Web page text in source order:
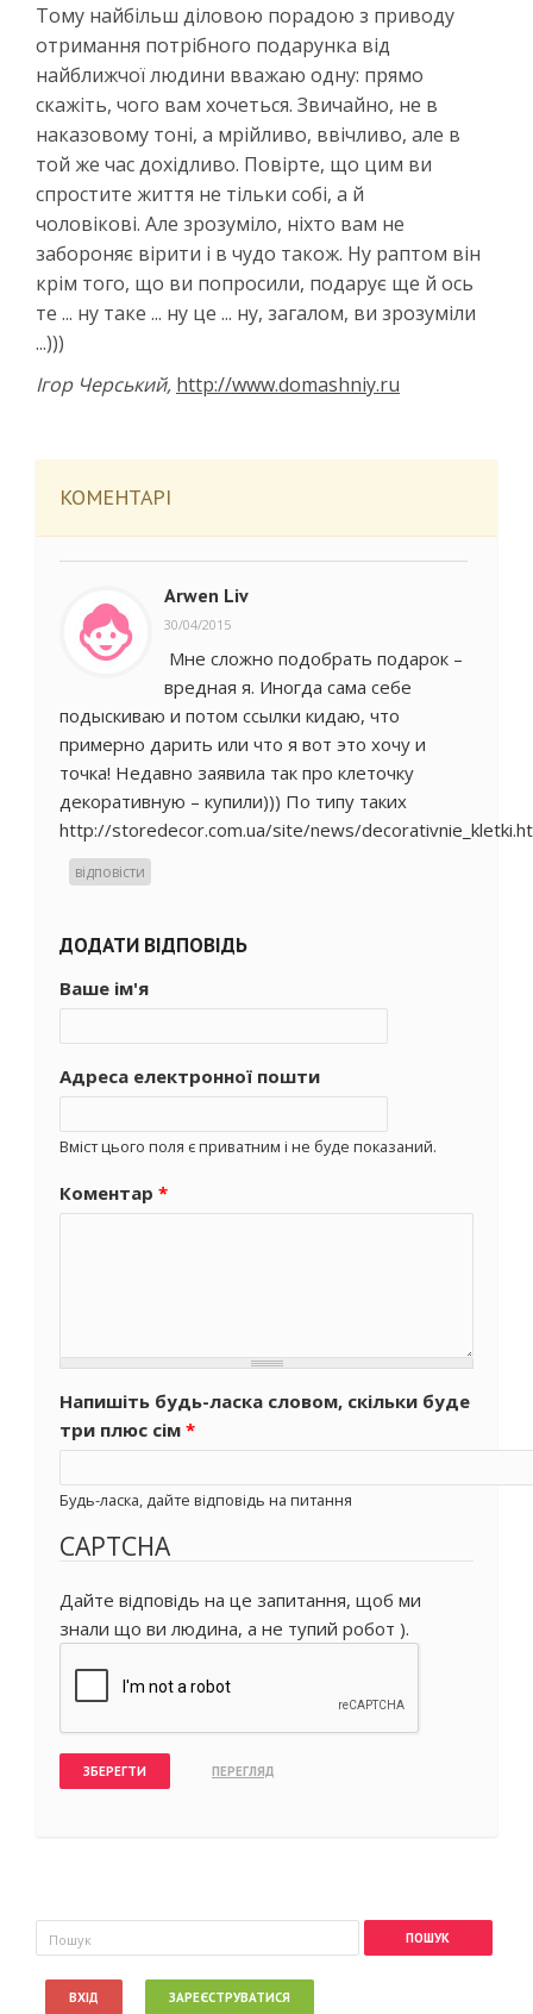
Тому найбільш діловою порадою з приводу
отримання потрібного подарунка від
найближчої людини вважаю одну: прямо
скажіть, чого вам хочеться. Звичайно, не в
наказовому тоні, а мрійливо, ввічливо, але в
той же час дохідливо. Повірте, що цим ви
спростите життя не тільки собі, а й
чоловікові. Але зрозуміло, ніхто вам не
забороняє вірити і в чудо також. Ну раптом він
крім того, що ви попросили, подарує ще й ось
те ... ну таке ... ну це ... ну, загалом, ви зрозуміли
...)))
Ігор Черський, http://www.domashniy.ru
КОМЕНТАРІ
Arwen Liv
30/04/2015
Мне сложно подобрать подарок –
вредная я. Иногда сама себе
подыскиваю и потом ссылки кидаю, что
примерно дарить или что я вот это хочу и
точка! Недавно заявила так про клеточку
декоративную – купили))) По типу таких
http://storedecor.com.ua/site/news/
відповісти
ДОДАТИ ВІДПОВІДЬ
Ваше ім'я
Адреса електронної пошти
Вміст цього поля є приватним і не буде показаний.
Коментар *
Напишіть будь-ласка словом, скільки буде
три плюс сім *
Будь-ласка, дайте відповідь на питання
CAPTCHA
Дайте відповідь на це запитання, щоб ми
знали що ви людина, а не тупий робот ).
Пошукова форма
Пошук
ВХІД ЗАРЕЄСТРУВАТИСЯ